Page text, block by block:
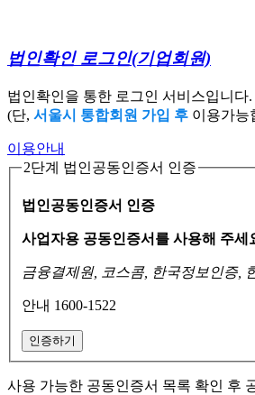
법인확인 로그인(기업회원)
법인확인을 통한 로그인 서비스입니다.
(단, 서울시 통합회원 가입 후 이용가능
이용안내
2단계 법인공동인증서 인증
법인공동인증서 인증
사업자용 공동인증서를 사용해 주세
금융결제원, 코스콤, 한국정보인증,
안내 1600-1522
인증하기
사용 가능한 공동인증서 목록 확인 후